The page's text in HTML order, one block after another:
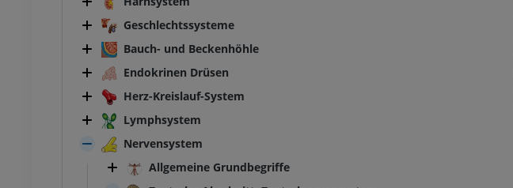
Geschlechtssysteme
Bauch- und Beckenhöhle
Endokrinen Drüsen
Herz-Kreislauf-System
Lymphsystem
Nervensystem
Allgemeine Grundbegriffe